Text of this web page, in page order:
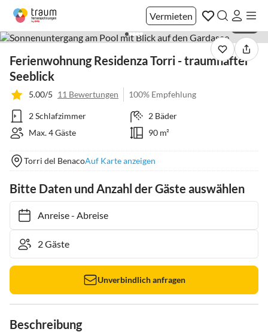
Vermieten
Ferienwohnung Residenza Torri - traumhafter
Seeblick
5.00/5 11 Bewertungen 100% Empfehlung
2 Schlafzimmer
2 Bäder
Max. 4 Gäste
90 m²
Torri del BenacoAuf Karte anzeigen
Bitte Daten und Anzahl der Gäste auswählen
Anreise- Abreise
Unverbindlich anfragen
Beschreibung